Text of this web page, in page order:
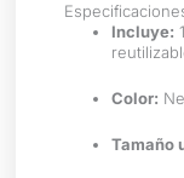
Incluye:
Color:
Tamaño